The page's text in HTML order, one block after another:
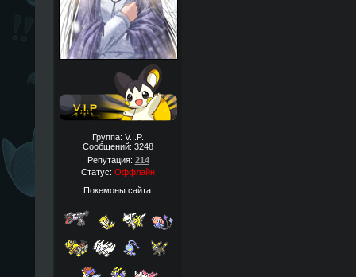
Группа: V.I.P.
Сообщений: 3248
Репутация: 214
Статус: Оффлайн
Покемоны сайта: